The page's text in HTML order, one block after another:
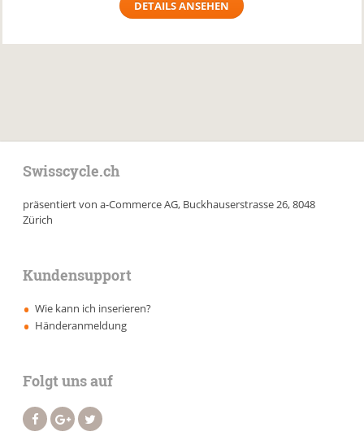
DETAILS ANSEHEN
Swisscycle.ch
präsentiert von a-Commerce AG, Buckhauserstrasse 26, 8048
Zürich
Kundensupport
Wie kann ich inserieren?
Händeranmeldung
Folgt uns auf